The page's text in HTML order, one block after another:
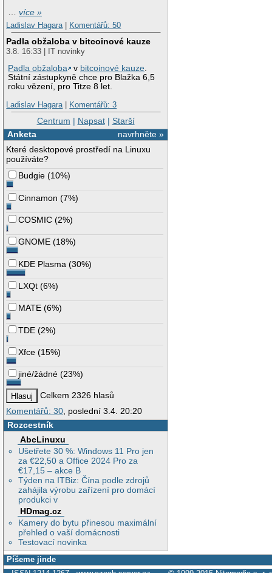
…více »
Ladislav Hagara| Komentářů: 50
Padla obžaloba v bitcoinové kauze
3.8. 16:33 | IT novinky
Padla obžaloba
v bitcoinové kauze.
Státní zástupkyně chce pro Blažka 6,5
roku vězení, pro Titze 8 let.
Ladislav Hagara| Komentářů: 3
Centrum | Napsat| Starší
navrhněte »
Anketa
Které desktopové prostředí na Linuxu
používáte?
Budgie (10%)
Cinnamon (7%)
COSMIC (2%)
GNOME (18%)
KDE Plasma (30%)
LXQt (6%)
MATE (6%)
TDE (2%)
Xfce (15%)
jiné/žádné (23%)
Celkem 2326 hlasů
Komentářů: 30 , poslední 3.4. 20:20
Rozcestník
AbcLinuxu
Ušetřete 30 %: Windows 11 Pro jen
za €22,50 a Office 2024 Pro za
€17,15 – akce B
Týden na ITBiz: Čína podle zdrojů
zahájila výrobu zařízení pro domácí
produkci v
HDmag.cz
Kamery do bytu přinesou maximální
přehled o vaší domácnosti
Testovací novinka
Píšeme jinde